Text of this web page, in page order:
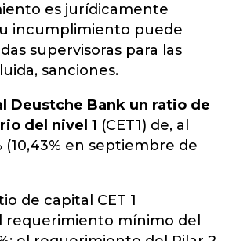
es jurídicamente
incumplimiento puede
supervisoras para las
sanciones.
Deustche Bank un ratio de
del nivel 1 (CET1) de, al
(10,43% en septiembre de
de capital CET 1
requerimiento mínimo del